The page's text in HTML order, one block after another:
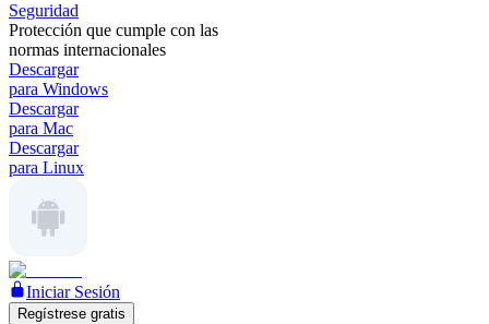
Seguridad
Protección que cumple con las
normas internacionales
Descargar
para Windows
Descargar
para Mac
Descargar
para Linux
Iniciar Sesión
Regístrese gratis